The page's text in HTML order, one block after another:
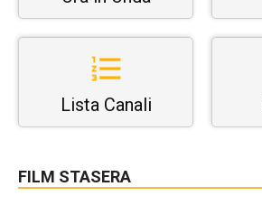
Lista Canali
FILM STASERA